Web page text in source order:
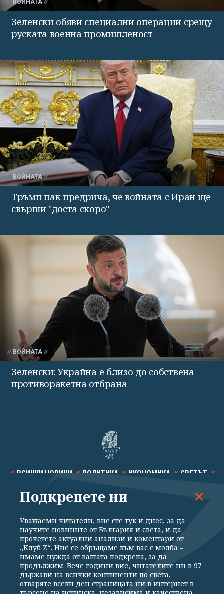
ВОЙНАТА
Зеленски обяви специални операции срещу
руската военна промишленост
ВОЙНАТА
Тръмп пак предрича, че войната с Иран ще
свърши "доста скоро"
ВОЙНАТА
Зеленски: Украйна е близо до собствена
противоракетна отбрана
ВСИЧКИ НОВИНИ ПОЛИТИКА ИКОНОМИКА СВЕТЪТ
СПОРТ КУЛТУРА ТЕХНОЛОГИИ КАЛЕЙДОСКОП
Общи условия
Политика за поверителност
Реклама
Партньори Контакти
За Клуб Z
Подкрепете ни
Уважаеми читатели, вие сте тук и днес, за да
научите новините от България и света, и да
прочетете актуални анализи и коментари от
„Клуб Z“. Ние се обръщаме към вас с молба –
имаме нужда от вашата подкрепа, за да
продължим. Вече години вие, читателите ни в 97
държави на всички континенти по света,
отваряте всеки ден страницата ни в интернет в